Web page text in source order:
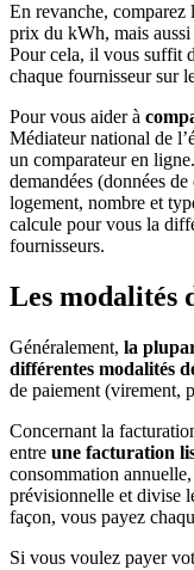
En revanche, comparez
prix du kWh, mais aussi
Pour cela, il vous suffit
chaque fournisseur sur
Pour vous aider à
Médiateur national de
un comparateur en
demandées (données
logement, nombre et
calcule pour vous la
fournisseurs.
Les modalités
Généralement, la
différentes modalités
de paiement (virement,
Concernant la
entre une facturation
consommation
prévisionnelle et divise
façon, vous payez
Si vous voulez payer